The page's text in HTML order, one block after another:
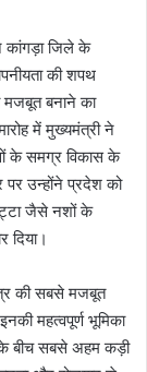
कांगड़ा जिले के
की शपथ
मजबूत बनाने का
में मुख्यमंत्री ने
के समग्र विकास के
पर उन्होंने प्रदेश को
जैसे नशों के
की सबसे मजबूत
महत्वपूर्ण भूमिका
के बीच सबसे अहम कड़ी